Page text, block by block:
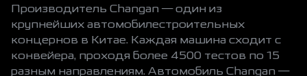
Производитель Changan — один из
крупнейших автомобилестроительных
концернов в Китае. Каждая машина сходит с
конвейера, проходя более 4500 тестов по 15
разным направлениям. Автомобиль Changan —